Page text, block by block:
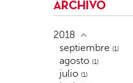
ARCHIVO
2018
septiembre (1)
agosto (1)
julio (1)